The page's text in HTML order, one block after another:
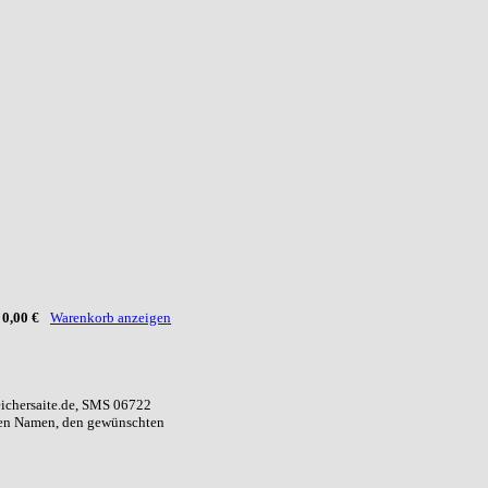
0,00 € Warenkorb anzeigen
SMS 06722
Namen, den gewünschten